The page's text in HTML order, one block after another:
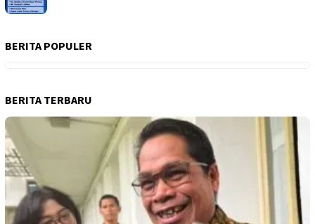
BERITA POPULER
BERITA TERBARU